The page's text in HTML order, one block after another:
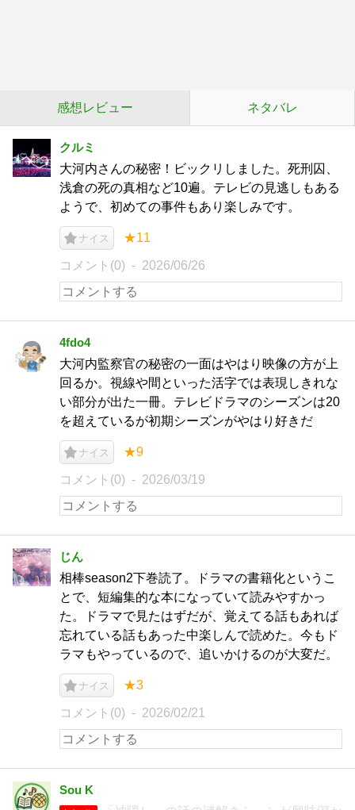
感想レビュー ネタバレ
クルミ
大河内さんの秘密！ビックリしました。死刑囚、
浅倉の死の真相など10遍。テレビの見逃しもある
ようで、初めての事件もあり楽しみです。
ナイス ★11
コメント(0) 2026/06/26
4fdo4
大河内監察官の秘密の一面はやはり映像の方が上
回るか。視線や間といった活字では表現しきれな
い部分が出た一冊。テレビドラマのシーズンは20
を超えているが初期シーズンがやはり好きだ
ナイス ★9
コメント(0) 2026/03/19
じん
相棒season2下巻読了。ドラマの書籍化というこ
とで、短編集的な本になっていて読みやすかっ
た。ドラマで見たはずだが、覚えてる話もあれば
忘れている話もあった中楽しんで読めた。今もド
ラマもやっているので、追いかけるのが大変だ。
ナイス ★3
コメント(0) 2026/02/21
Sou K